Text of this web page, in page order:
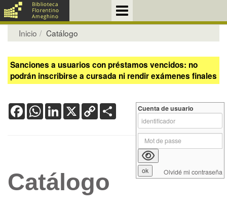
Inicio Catálogo
Sanciones a usuarios con préstamos vencidos: no
podrán inscribirse a cursada ni rendir exámenes finales
FacebookWhatsApp
LinkedIn
X Copy
Link
Catálogo
Cuenta de usuario
Olvidé mi contraseña